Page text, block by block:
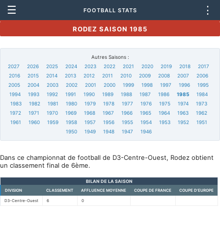
☰ FOOTBALL STATS ⋮
RODEZ SAISON 1985
Autres Saisons :
2027
2026 2025 2024 2023 2022 2021 2020 2019 2018
2017
2016
2015 2014 2013 2012 2011 2010 2009 2008 2007
2006
2005
2004 2003 2002 2001 2000 1999 1998 1997 1996
1995
1994
1993 1992 1991 1990 1989 1988 1987 1986 1985
1984
1983
1982 1981 1980 1979 1978 1977 1976 1975 1974
1973
1972
1971 1970 1969 1968 1967 1966 1965 1964 1963
1962
1961
1960 1959 1958 1957 1956 1955 1954 1953 1952
1951
1950
1949 1948 1947 1946
Dans ce championnat de football de D3-Centre-Ouest, Rodez obtient
un classement final de 6ème.
BILAN DE LA SAISON
DIVISION CLASSEMENT AFFLUENCE MOYENNE COUPE DE FRANCE COUPE D'EUROPE
D3-Centre-Ouest 6 0